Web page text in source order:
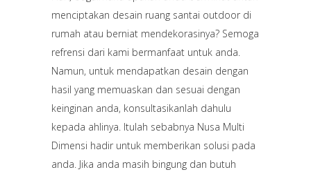
menciptakan desain ruang santai outdoor di
rumah atau berniat mendekorasinya? Semoga
refrensi dari kami bermanfaat untuk anda.
Namun, untuk mendapatkan desain dengan
hasil yang memuaskan dan sesuai dengan
keinginan anda, konsultasikanlah dahulu
kepada ahlinya. Itulah sebabnya Nusa Multi
Dimensi hadir untuk memberikan solusi pada
anda. Jika anda masih bingung dan butuh